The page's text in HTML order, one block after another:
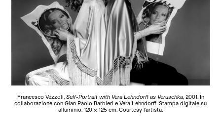
Francesco Vezzoli, Self-Portrait with Vera Lehndorff as Veruschka, 2001. In
collaborazione con Gian Paolo Barbieri e Vera Lehndorff. Stampa digitale su
alluminio. 120 × 125 cm. Courtesy l’artista.